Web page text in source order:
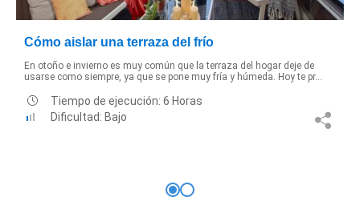
Cómo aislar una terraza del frío
En otoño e invierno es muy común que la terraza del hogar deje de
usarse como siempre, ya que se pone muy fría y húmeda. Hoy te pr...
Tiempo de ejecución: 6 Horas
Dificultad: Bajo